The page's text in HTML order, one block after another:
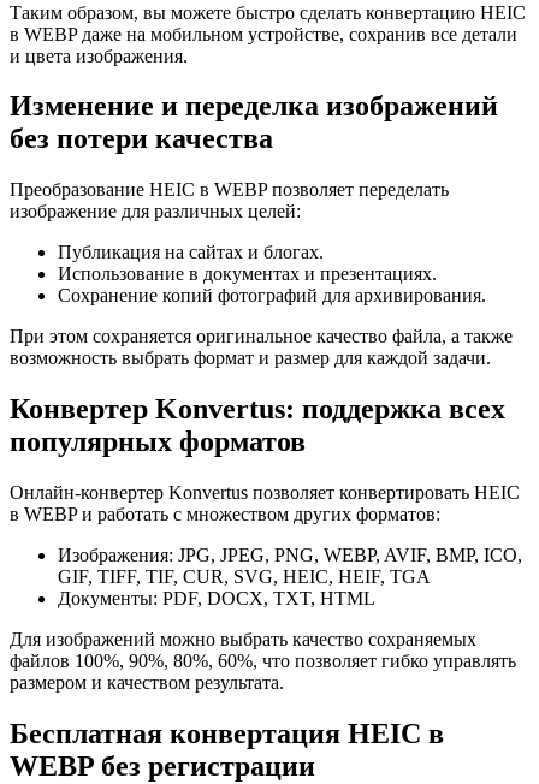
Таким образом, вы можете быстро сделать конвертацию HEIC
в WEBP даже на мобильном устройстве, сохранив все детали
и цвета изображения.
Изменение и переделка изображений
без потери качества
Преобразование HEIC в WEBP позволяет переделать
изображение для различных целей:
Публикация на сайтах и блогах.
Использование в документах и презентациях.
Сохранение копий фотографий для архивирования.
При этом сохраняется оригинальное качество файла, а также
возможность выбрать формат и размер для каждой задачи.
Конвертер Konvertus: поддержка всех
популярных форматов
Онлайн-конвертер Konvertus позволяет конвертировать HEIC
в WEBP и работать с множеством других форматов:
Изображения: JPG, JPEG, PNG, WEBP, AVIF, BMP, ICO,
GIF, TIFF, TIF, CUR, SVG, HEIC, HEIF, TGA
Документы: PDF, DOCX, TXT, HTML
Для изображений можно выбрать качество сохраняемых
файлов 100%, 90%, 80%, 60%, что позволяет гибко управлять
размером и качеством результата.
Бесплатная конвертация HEIC в
WEBP без регистрации